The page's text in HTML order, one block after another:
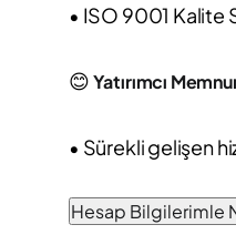
• ISO 9001 Kalite
😊Yatırımcı
• Sürekli gelişen
Hesap Bilgilerimle